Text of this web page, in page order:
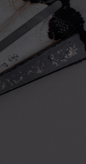
Previous
Slide